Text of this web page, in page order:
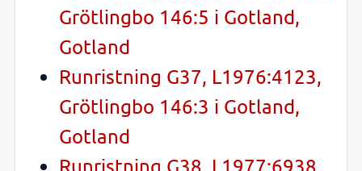
Grötlingbo 146:5 i Gotland,
Gotland
Runristning G37, L1976:4123,
Grötlingbo 146:3 i Gotland,
Gotland
Runristning G38, L1977:6938,